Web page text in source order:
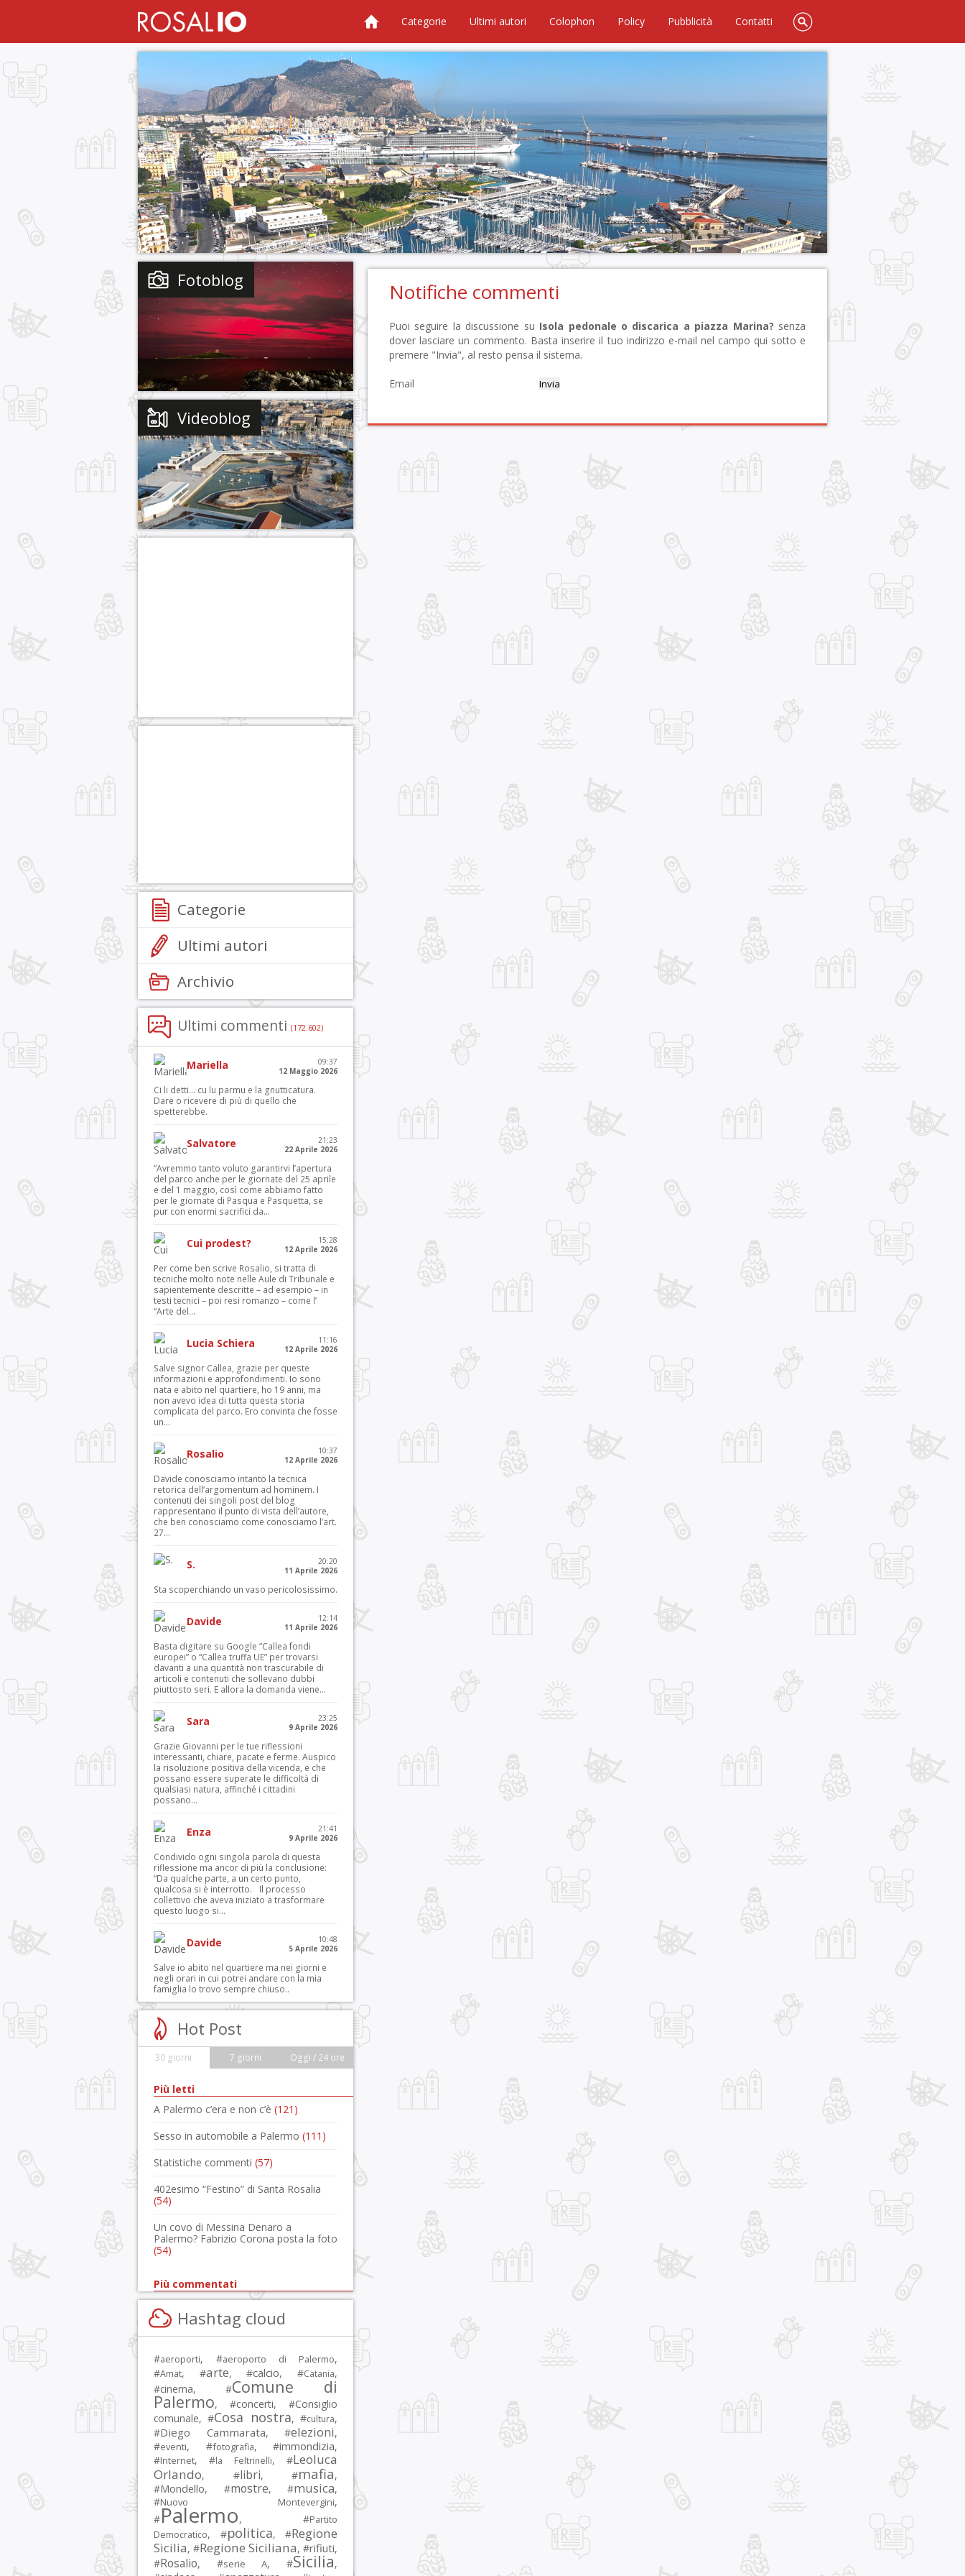
Categorie Ultimi autori Colophon Policy Pubblicità Contatti
Notifiche commenti
Puoi seguire la discussione su Isola pedonale o discarica a piazza Marina? senza
dover lasciare un commento. Basta inserire il tuo indirizzo e-mail nel campo qui sotto e
premere "Invia", al resto pensa il sistema.
Email
Fotoblog
Videoblog
Categorie
Ultimi autori
Archivio
Ultimi commenti (172.602)
Mariella
09:37
12 Maggio 2026
Ci li detti… cu lu parmu e la gnutticatura.
Dare o ricevere di più di quello che
spetterebbe.
Salvatore
21:23
22 Aprile 2026
“Avremmo tanto voluto garantirvi l’apertura
del parco anche per le giornate del 25 aprile
e del 1 maggio, così come abbiamo fatto
per le giornate di Pasqua e Pasquetta, se
pur con enormi sacrifici da...
Cui prodest?
15:28
12 Aprile 2026
Per come ben scrive Rosalio, si tratta di
tecniche molto note nelle Aule di Tribunale e
sapientemente descritte – ad esempio – in
testi tecnici – poi resi romanzo – come l’
“Arte del...
Lucia Schiera
11:16
12 Aprile 2026
Salve signor Callea, grazie per queste
informazioni e approfondimenti. Io sono
nata e abito nel quartiere, ho 19 anni, ma
non avevo idea di tutta questa storia
complicata del parco. Ero convinta che fosse
un...
Rosalio
10:37
12 Aprile 2026
Davide conosciamo intanto la tecnica
retorica dell’argomentum ad hominem. I
contenuti dei singoli post del blog
rappresentano il punto di vista dell’autore,
che ben conosciamo come conosciamo l’art.
27...
S.
20:20
11 Aprile 2026
Sta scoperchiando un vaso pericolosissimo.
Davide
12:14
11 Aprile 2026
Basta digitare su Google “Callea fondi
europei” o “Callea truffa UE” per trovarsi
davanti a una quantità non trascurabile di
articoli e contenuti che sollevano dubbi
piuttosto seri. E allora la domanda viene...
Sara
23:25
9 Aprile 2026
Grazie Giovanni per le tue riflessioni
interessanti, chiare, pacate e ferme. Auspico
la risoluzione positiva della vicenda, e che
possano essere superate le difficoltà di
qualsiasi natura, affinché i cittadini
possano...
Enza
21:41
9 Aprile 2026
Condivido ogni singola parola di questa
riflessione ma ancor di più la conclusione:
“Da qualche parte, a un certo punto,
qualcosa si è interrotto. Il processo
collettivo che aveva iniziato a trasformare
questo luogo si...
Davide
10:48
5 Aprile 2026
Salve io abito nel quartiere ma nei giorni e
negli orari in cui potrei andare con la mia
famiglia lo trovo sempre chiuso..
Hot Post
30 giorni 7 giorni Oggi / 24 ore
Più letti
A Palermo c’era e non c’è (121)
Sesso in automobile a Palermo (111)
Statistiche commenti (57)
402esimo “Festino” di Santa Rosalia
(54)
Un covo di Messina Denaro a
Palermo? Fabrizio Corona posta la foto
(54)
Più commentati
Hashtag cloud
#aeroporti, #aeroporto di Palermo,
#Amat, #arte, #calcio, #Catania,
#cinema, #Comune di
Palermo, #concerti, #Consiglio
comunale, #Cosa nostra, #cultura,
#Diego Cammarata, #elezioni,
#eventi, #fotografia, #immondizia,
#Internet, #la Feltrinelli, #Leoluca
Orlando, #libri, #mafia,
#Mondello, #mostre, #musica,
#Nuovo Montevergini,
#Palermo, #Partito
Democratico, #politica, #Regione
Sicilia, #Regione Siciliana, #rifiuti,
#Rosalio, #serie A, #Sicilia,